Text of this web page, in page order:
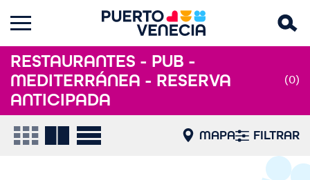
RESTAURANTES - PUB -
MEDITERRÁNEA - RESERVA
ANTICIPADA
(0)
MAPA FILTRAR